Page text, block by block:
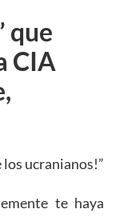
que
CIA
los ucranianos!”
te haya